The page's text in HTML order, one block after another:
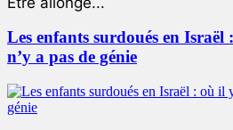
Les enfants surdoués en
n’y a pas de génie